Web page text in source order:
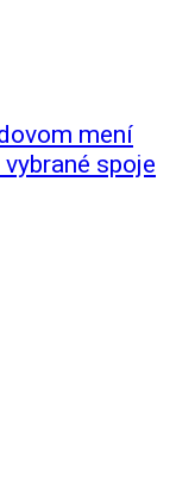
mení
spoje